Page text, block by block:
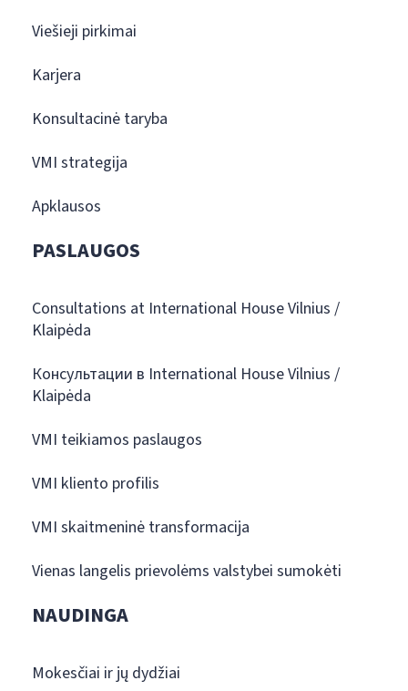
Viešieji pirkimai
Karjera
Konsultacinė taryba
VMI strategija
Apklausos
PASLAUGOS
Consultations at International House Vilnius /
Klaipėda
Консультации в International House Vilnius /
Klaipėda
VMI teikiamos paslaugos
VMI kliento profilis
VMI skaitmeninė transformacija
Vienas langelis prievolėms valstybei sumokėti
NAUDINGA
Mokesčiai ir jų dydžiai